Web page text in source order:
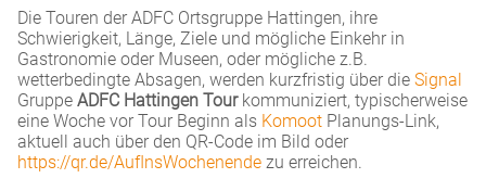
Die Touren der ADFC Ortsgruppe Hattingen, ihre
Schwierigkeit, Länge, Ziele und mögliche Einkehr in
Gastronomie oder Museen, oder mögliche z.B.
wetterbedingte Absagen, werden kurzfristig über die Signal
Gruppe ADFC Hattingen Tourkommuniziert, typischerweise
eine Woche vor Tour Beginn als Komoot Planungs-Link,
aktuell auch über den QR-Code im Bild oder
https://qr.de/AufInsWochenende zu erreichen.